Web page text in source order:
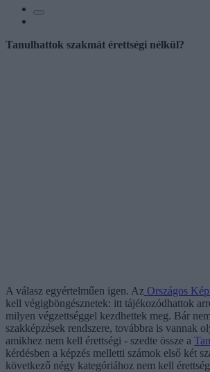
Tanulhattok szakmát érettségi nélkül?
A válasz egyértelműen igen. Az Országos
kell végigböngésznetek: itt tájékozódhattok
milyen végzettséggel kezdhettek meg. Bár
szakképzések rendszere, továbbra is vannak
amikhez nem kell érettségi - szedte össze a
kérdésben a képzés melletti számok első két
következő négy kategóriához nem kell